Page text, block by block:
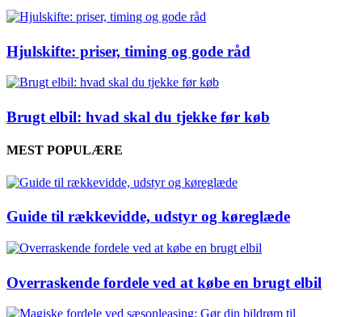
Hjulskifte: priser, timing og gode råd
Brugt elbil: hvad skal du tjekke før køb
MEST POPULÆRE
Guide til rækkevidde, udstyr og køreglæde
Overraskende fordele ved at købe en brugt elbil